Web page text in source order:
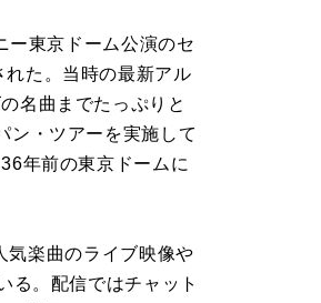
ー東京ドーム公演のセ
た。当時の最新アル
名曲までたっぷりと
ン・ツアーを実施して
年前の東京ドームに
気楽曲のライブ映像や
る。配信ではチャット